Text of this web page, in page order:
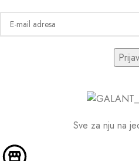
Sve za nju na